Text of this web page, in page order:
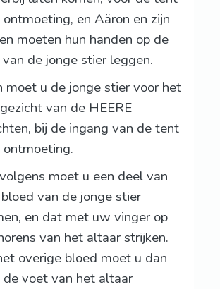
en Aäron en zijn
moeten hun handen op de
van de jonge stier leggen.
moet u de jonge stier voor het
van de HEERE
bij de ingang van de tent
ontmoeting.
moet u een deel van
van de jonge stier
en dat met uw vinger op
van het altaar strijken.
overige bloed moet u dan
de voet van het altaar